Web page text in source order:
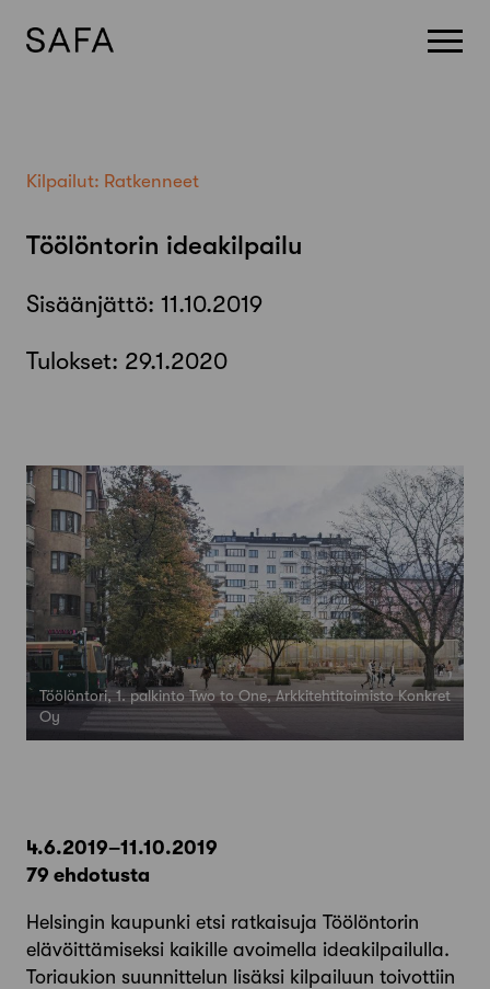
Kilpailut: Ratkenneet
Töölöntorin ideakilpailu
Sisäänjättö: 11.10.2019
Tulokset: 29.1.2020
Töölöntori, 1. palkinto Two to One, Arkkitehtitoimisto Konkret
Oy
4.6.2019–11.10.2019
79 ehdotusta
Helsingin kaupunki etsi ratkaisuja Töölöntorin
elävöittämiseksi kaikille avoimella ideakilpailulla.
Toriaukion suunnittelun lisäksi kilpailuun toivottiin